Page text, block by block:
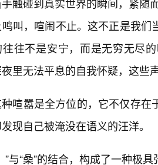
叫，喧闹不止。这不正是我
往不是安宁，而是无穷无尽
里无法平息的自我怀疑，这些
喧嚣是全方位的，它不仅存在
现自己被淹没在语义的汪洋。
”与“喿”的结合，构成了一种极